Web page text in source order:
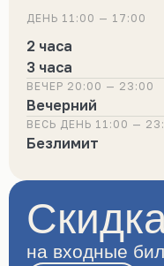
ДЕНЬ 11:00 — 17:00
2 часа
3 часа
ВЕЧЕР 20:00 — 23:00
Вечерний
ВЕСЬ ДЕНЬ 11:00 —
Безлимит
на входные